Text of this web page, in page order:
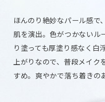
ほんのり絶妙なパール感で
肌を演出。色がつかないル
り塗っても厚塗り感なく白
上がりなので、普段メイ
すめ。爽やかで落ち着きの